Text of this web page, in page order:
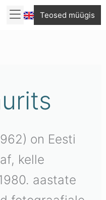
Teosed müügis
on Eesti
kelle
aastate